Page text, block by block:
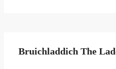
Bruichladdich The